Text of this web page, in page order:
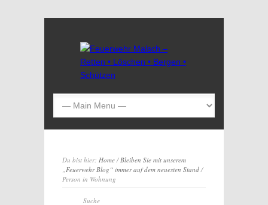
Du bist hier: Home/Bleiben Sie mit unserem
„Feuerwehr Blog“ immer auf dem neuesten Stand/
Person in Wohnung